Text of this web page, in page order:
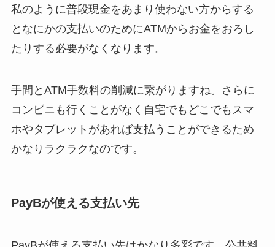
私のように普段現金をあまり使わない方からする
となにかの支払いのためにATMからお金をおろし
たりする必要がなくなります。
手間とATM手数料の削減に繋がりますね。さらに
コンビニも行くことがなく自宅でもどこでもスマ
ホやタブレットがあれば支払うことができるため
かなりラクラクなのです。
PayBが使える支払い先